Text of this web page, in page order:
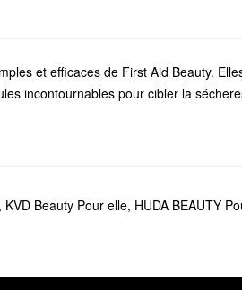
et efficaces de First Aid Beauty.
incontournables pour cibler la
First Aid Beauty offre une variété de
lèvres.
, KVD Beauty Pour elle, HUDA BEAUTY